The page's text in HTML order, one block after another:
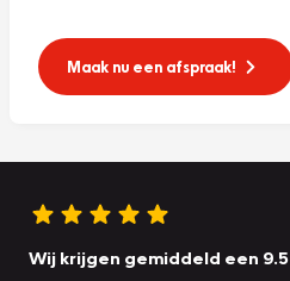
Maak nu een afspraak!
Wij krijgen gemiddeld een 9.5